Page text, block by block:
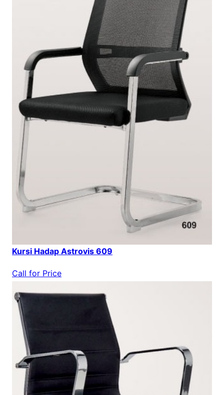
Kursi Hadap Astrovis 609
Call for Price